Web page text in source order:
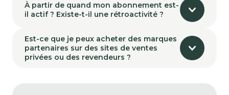
À partir de quand mon abonnement est-
il actif ? Existe-t-il une rétroactivité ?
Est-ce que je peux acheter des marques
partenaires sur des sites de ventes
privées ou des revendeurs ?